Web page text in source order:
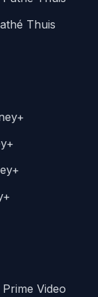
Thuis
Video